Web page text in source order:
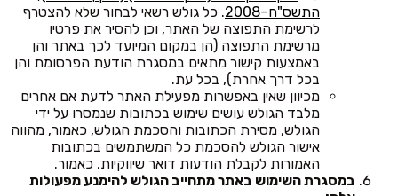
התשס"ח–2008
. כל גולש רשאי לבחור שלא להצטרף
לרשימת התפוצה של האתר, וכן להסיר את פרטיו
מרשימת התפוצה (הן במקום המיועד לכך באתר והן
באמצעות קישור מתאים במסגרת הודעת הפרסומת והן
בכל דרך אחרת), בכל עת.
מכיוון שאין באפשרות מפעילת האתר לדעת אם אחרים
מלבד הגולש עושים שימוש בכתובות שנמסרו על ידי
הגולש, מסירת הכתובות והסכמת הגולש, כאמור, מהווה
אישור הגולש להסכמת כל המשתמשים בכתובות
האמורות לקבלת הודעות דואר שיווקיות, כאמור.
במסגרת השימוש באתר מתחייב הגולש להימנע מפעולות